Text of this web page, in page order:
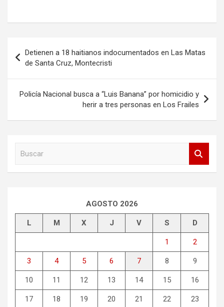
Navegación
de
entradas
Detienen a 18 haitianos indocumentados en Las Matas
de Santa Cruz, Montecristi
Policía Nacional busca a “Luis Banana” por homicidio y
herir a tres personas en Los Frailes
AGOSTO 2026
L M X J V S D
1 2
3 4 5 6 7 8 9
10 11 12 13 14 15 16
17 18 19 20 21 22 23